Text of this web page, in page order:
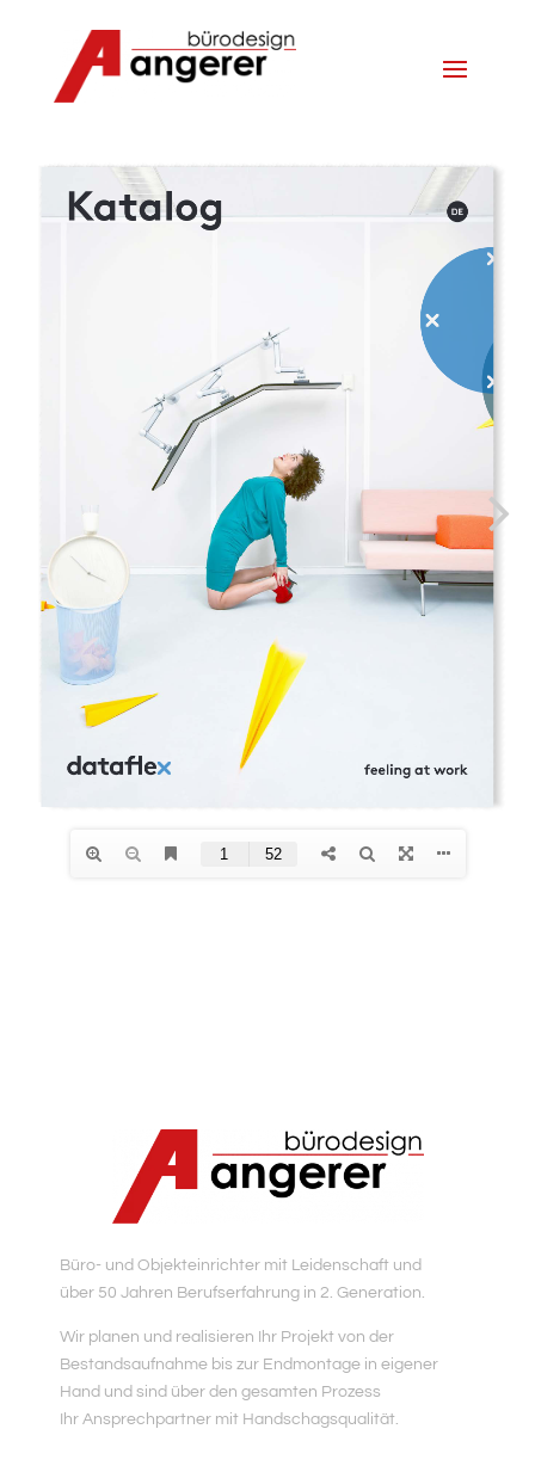
Büro- und Objekteinrichter mit Leidenschaft und
über 50 Jahren Berufserfahrung in 2. Generation.
Wir planen und realisieren Ihr Projekt von der
Bestandsaufnahme bis zur Endmontage in eigener
Hand und sind über den gesamten Prozess
Ihr Ansprechpartner mit Handschagsqualität.